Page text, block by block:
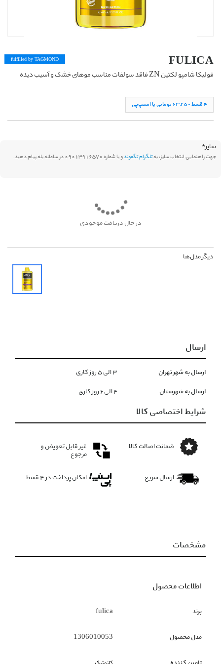
FULICA
فولیکا شامپو لکتین ZN فاقد سولفات مناسب موهای خشک و آسیب دیده
fulfilled by TAGMOND
۴ قسط ۶۳,۲۵۰ تومانی با اسنپ‌پی
سایز*
جهت راهنمایی انتخاب سایز، بهتلگرام تگموندو یا شماره 09013916570 در سامانه بله پیام دهید.
در حال دریافت موجودی
دیگر مدل‌ها
ارسال
ارسال به شهر تهران ۳ الی ۵ روز کاری
ارسال به شهرستان ۴ الی ۶ روز کاری
شرایط اختصاصی کالا
ضمانت اصالت کالا
غیر قابل تعویض و
مرجوع
ارسال سریع امکان پرداخت در 4 قسط
مشخصات
اطلاعات محصول
برند fulica
مدل محصول 1306010053